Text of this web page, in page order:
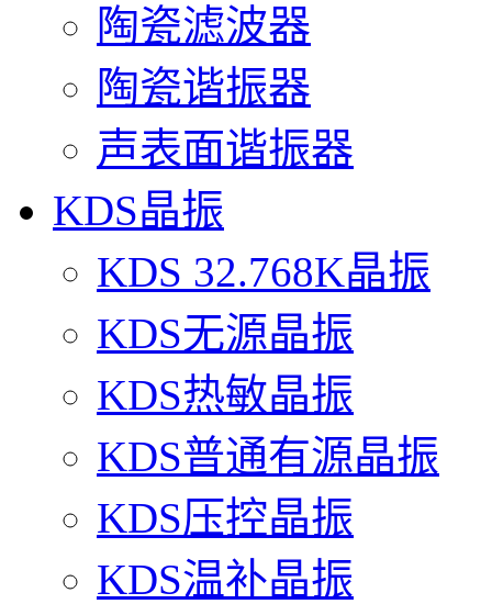
陶瓷滤波器
陶瓷谐振器
声表面谐振器
KDS晶振
KDS 32.768K晶振
KDS无源晶振
KDS热敏晶振
KDS普通有源晶振
KDS压控晶振
KDS温补晶振